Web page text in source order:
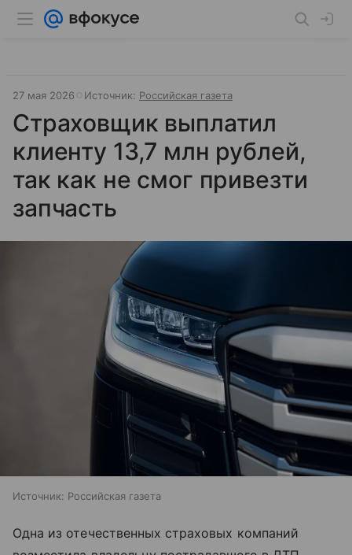
27 мая 2026 Источник: Российская газета
Страховщик выплатил
клиенту 13,7 млн рублей,
так как не смог привезти
запчасть
Источник: Российская газета
Одна из отечественных страховых компаний